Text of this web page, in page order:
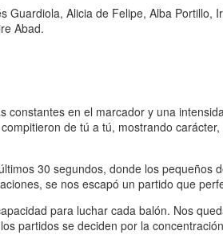
Guardiola, Alicia de Felipe, Alba Portillo,
Abad.
constantes en el marcador y una
de tú a tú, mostrando
30 segundos, donde los pequeños
se nos escapó un partido que
para luchar cada balón. Nos
partidos se deciden por la